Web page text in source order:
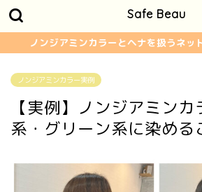
Safe Beau
ノンジアミンカラーとヘナを扱うネッ
ノンジアミンカラー実例
【実例】ノンジアミン
系・グリーン系に染める